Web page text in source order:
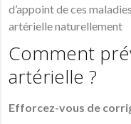
d’appointdeces
artérielle naturellement
Comment
artérielle ?
Efforcez-vous de